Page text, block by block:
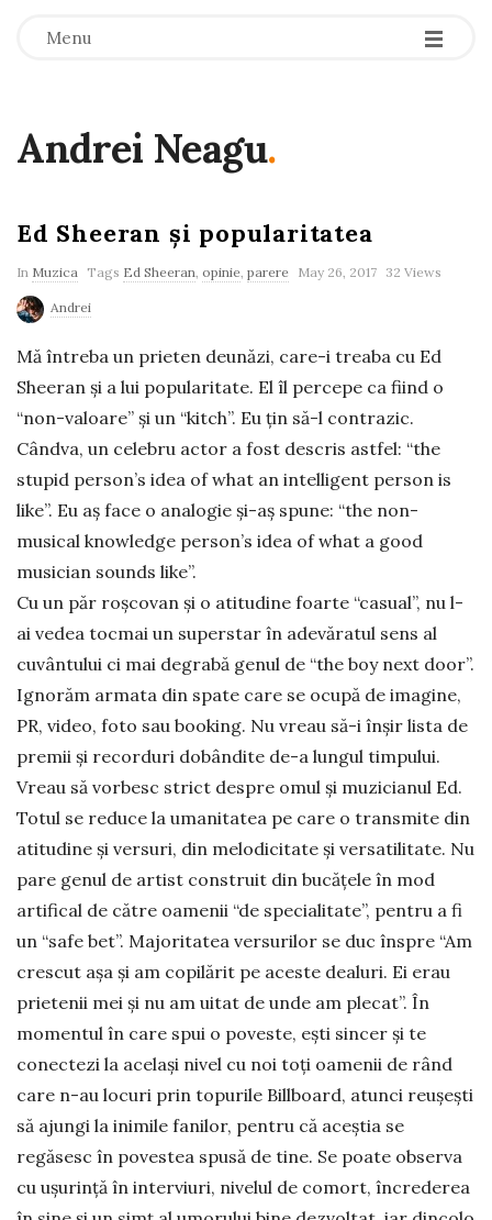
Menu -
-
-
Andrei Neagu.
Ed Sheeran și popularitatea
In Muzica Tags Ed Sheeran, opinie, parere May 26, 2017 32 Views
Andrei
Mă întreba un prieten deunăzi, care-i treaba cu Ed
Sheeran și a lui popularitate. El îl percepe ca fiind o
“non-valoare” și un “kitch”. Eu țin să-l contrazic.
Cândva, un celebru actor a fost descris astfel: “the
stupid person’s idea of what an intelligent person is
like”. Eu aș face o analogie și-aș spune: “the non-
musical knowledge person’s idea of what a good
musician sounds like”.
Cu un păr roșcovan și o atitudine foarte “casual”, nu l-
ai vedea tocmai un superstar în adevăratul sens al
cuvântului ci mai degrabă genul de “the boy next door”.
Ignorăm armata din spate care se ocupă de imagine,
PR, video, foto sau booking. Nu vreau să-i înșir lista de
premii și recorduri dobândite de-a lungul timpului.
Vreau să vorbesc strict despre omul și muzicianul Ed.
Totul se reduce la umanitatea pe care o transmite din
atitudine și versuri, din melodicitate și versatilitate. Nu
pare genul de artist construit din bucățele în mod
artifical de către oamenii “de specialitate”, pentru a fi
un “safe bet”. Majoritatea versurilor se duc înspre “Am
crescut așa și am copilărit pe aceste dealuri. Ei erau
prietenii mei și nu am uitat de unde am plecat”. În
momentul în care spui o poveste, ești sincer și te
conectezi la același nivel cu noi toți oamenii de rând
care n-au locuri prin topurile Billboard, atunci reușești
să ajungi la inimile fanilor, pentru că aceștia se
regăsesc în povestea spusă de tine. Se poate observa
cu ușurință în interviuri, nivelul de comort, încrederea